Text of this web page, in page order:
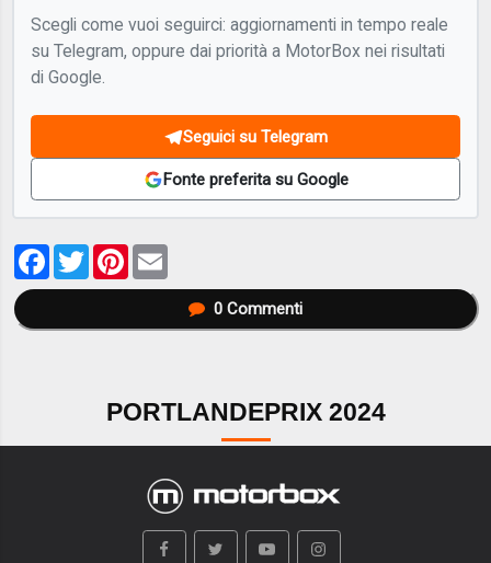
Scegli come vuoi seguirci: aggiornamenti in tempo reale
su Telegram, oppure dai priorità a MotorBox nei risultati
di Google.
Seguici su Telegram
Fonte preferita su Google
Facebook
TwitterPinterest
0Commenti
PORTLANDEPRIX 2024